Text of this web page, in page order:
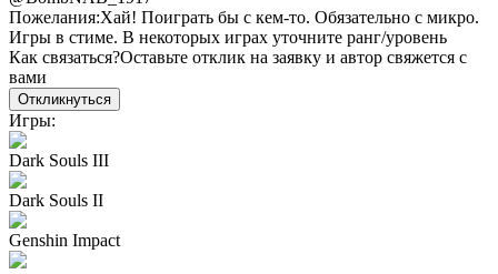
Пожелания:Хай! Поиграть бы с кем-то. Обязательно с микро.
Игры в стиме. В некоторых играх уточните ранг/уровень
Как связаться?Оставьте отклик на заявку и автор свяжется с
вами
Откликнуться
Игры:
Dark Souls III
Dark Souls II
Genshin Impact